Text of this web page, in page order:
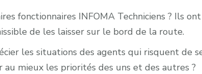
fonctionnaires INFOMA Techniciens ? Ils
de les laisser sur le bord de la route.
les situations des agents qui risquent
au mieux les priorités des uns et des autres ?